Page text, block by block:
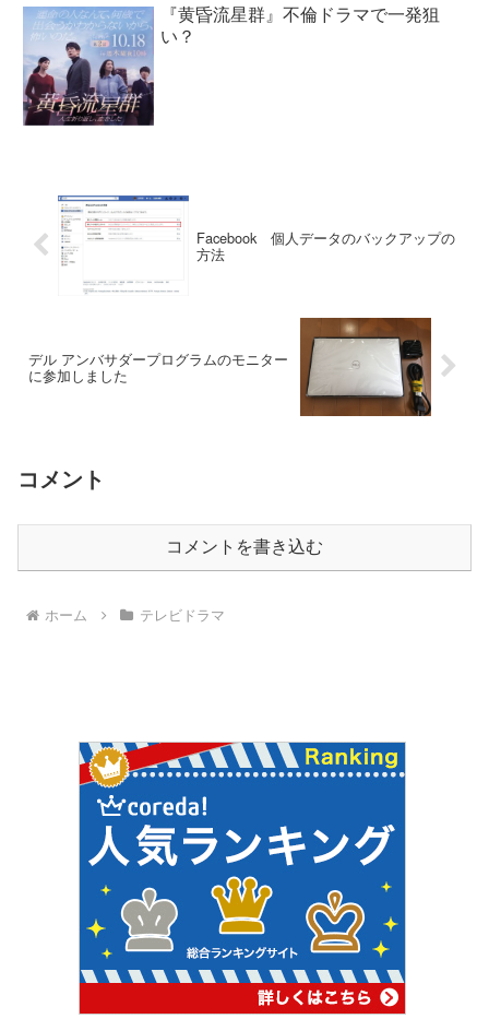
『黄昏流星群』不倫ドラマで一発狙
い？
Facebook 個人データのバックアップの
方法
デル アンバサダープログラムのモニター
に参加しました
コメント
コメントを書き込む
ホーム テレビドラマ